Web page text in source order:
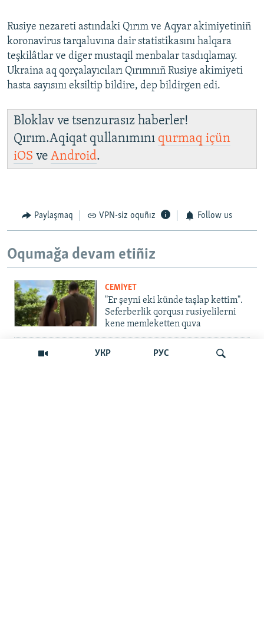
УКР РУС
Rusiye nezareti astındaki Qırım ve Aqyar akimiyetiniñ
koronavirus tarqaluvına dair statistikasını halqara
teşkilâtlar ve diger mustaqil menbalar tasdıqlamay.
Ukraina aq qorçalayıcıları Qırımnıñ Rusiye akimiyeti
hasta sayısını eksiltip bildire, dep bildirgen edi.
Bloklav ve tsenzurasız haberler!
Qırım.Aqiqat qullanımını qurmaq içün
iOS ve Android.
Paylaşmaq VPN-siz oquñız Follow us
Oqumağa devam etiñiz
CEMİYET
"Er şeyni eki künde taşlap kettim".
Seferberlik qorqusı rusiyelilerni
kene memleketten quva
İNSAN AQLARI